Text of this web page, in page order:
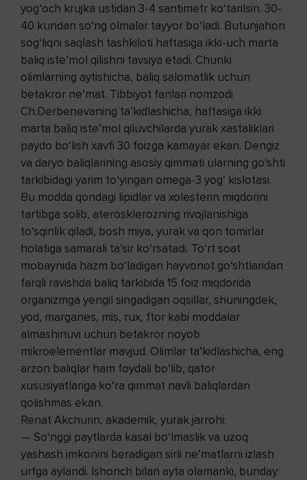
yog‘och krujka ustidan 3-4 santimetr ko‘tarilsin. 30-
40 kundan so‘ng olmalar tayyor bo‘ladi. Butunjahon
sog‘liqni saqlash tashkiloti haftasiga ikki-uch marta
baliq iste’mol qilishni tavsiya etadi. ­Chunki
olimlarning aytishicha, baliq salomatlik uchun
betakror ne’mat. Tibbiyot fanlari nomzodi
Ch.Derbenevaning ­ta’kidlashicha, haftasiga ikki
marta baliq iste’mol qiluvchilarda yurak xastaliklari
paydo bo‘lish xavfi 30 foizga kamayar ekan. Dengiz
va daryo baliqlarining asosiy qimmati ularning go‘shti
tarkibidagi yarim to‘yingan omega-3 yog‘ kislotasi.
Bu modda qondagi lipidlar va xolesterin miqdorini
tartibga solib, aterosklerozning rivojlanishiga
to‘sqinlik qiladi, bosh miya, yurak va qon tomirlar
holatiga samarali ta’sir ko‘rsatadi. To‘rt soat
mobaynida hazm bo‘ladigan hayvonot go‘shtlaridan
farqli ravishda baliq tarkibida 15 foiz miqdorida
organizmga yengil singadigan oqsillar, shuningdek,
yod, marganes, mis, rux, ftor kabi moddalar
almashinuvi uchun betakror noyob
mikroelementlar mavjud. Olimlar ta’kidlashicha, eng
arzon baliqlar ham foydali bo‘lib, qator
xususiyatlariga ko‘ra qimmat navli baliqlardan
qolishmas ekan.
Renat Akchurin, akademik, yurak jarrohi:
— So‘nggi paytlarda kasal bo‘lmaslik va uzoq
yashash imkonini beradigan sirli ne’matlarni izlash
urfga aylandi. Ishonch bilan ayta olamanki, bunday